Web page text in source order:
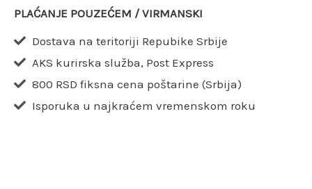
PLAĆANJE POUZEĆEM / VIRMANSKI
Dostava na teritoriji Repubike Srbije
AKS kurirska služba, Post Express
800 RSD fiksna cena poštarine (Srbija)
Isporuka u najkraćem vremenskom roku